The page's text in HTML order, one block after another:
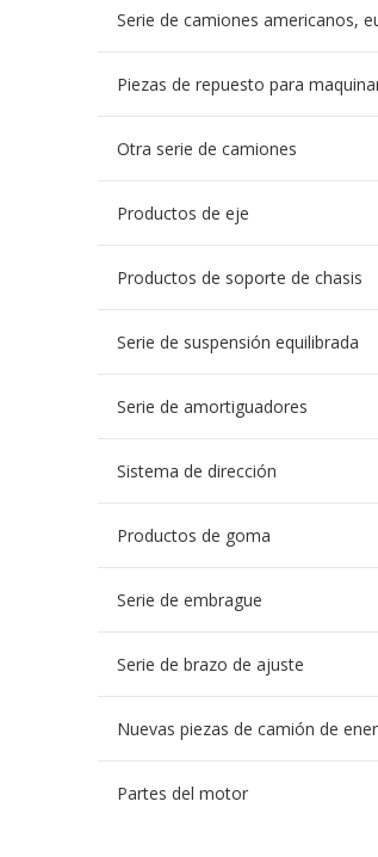
Otra serie de camiones
Productos de eje
Productos de soporte de chasis
Serie de suspensión equilibrada
Serie de amortiguadores
Sistema de dirección
Productos de goma
Serie de embrague
Serie de brazo de ajuste
Partes del motor